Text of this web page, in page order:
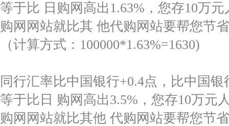
等于比 日购网高出1.63%，您存10万
购网网站就比其 他代购网站要帮您节
（计算方式：100000*1.63%=1630)
同行汇率比中国银行+0.4点，比中国银
等于比日 购网高出3.5%，您存10万元
购网网站就比其他 代购网站要帮您节